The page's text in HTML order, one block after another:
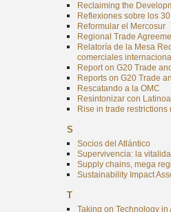
Reclaiming the
Reflexiones sobre los
Reformular el Mercosur
Regional Trade
Relatoría de la Mesa
comerciales
Report on G20 Trade
Reports on G20 Trade
Rescatando a la OMC
Resintonizar con
Rise in trade restrictions
S
Socios del Atlántico
Supervivencia: la
Supply chains, mega
Sustainability Impact
T
Taking on Technology in